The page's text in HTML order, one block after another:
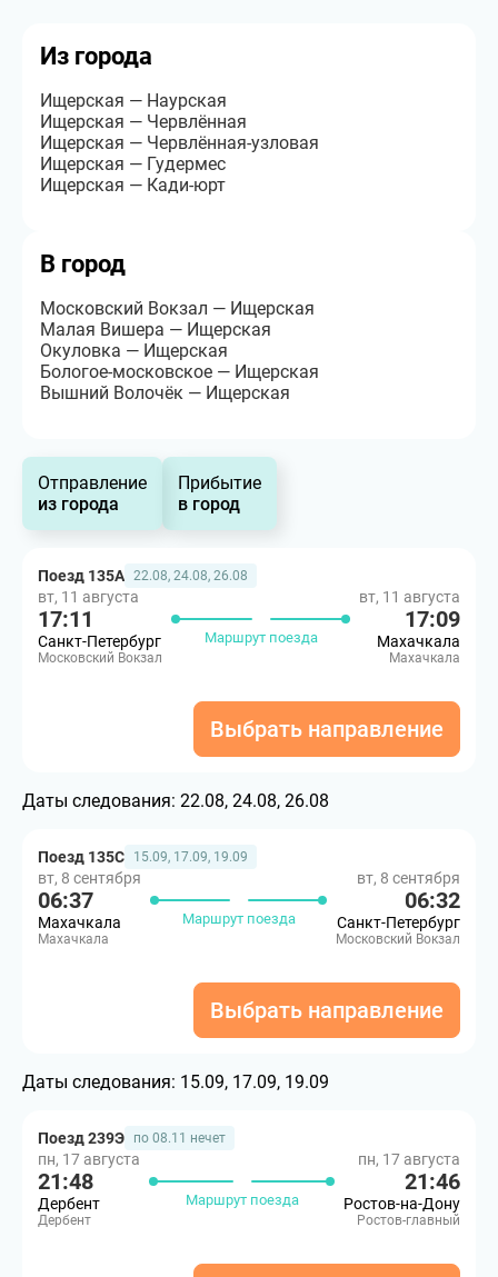
Из города
Ищерская — Наурская
Ищерская — Червлённая
Ищерская — Червлённая-узловая
Ищерская — Гудермес
Ищерская — Кади-юрт
В город
Московский Вокзал — Ищерская
Малая Вишера — Ищерская
Окуловка — Ищерская
Бологое-московское — Ищерская
Вышний Волочёк — Ищерская
Отправление
из города
Прибытие
в город
Поезд 135А 22.08, 24.08, 26.08
вт, 11 августа
17:11
Санкт-Петербург
Московский Вокзал
Маршрут поезда
вт, 11 августа
17:09
Махачкала
Махачкала
Выбрать направление
Даты следования: 22.08, 24.08, 26.08
Поезд 135С 15.09, 17.09, 19.09
вт, 8 сентября
06:37
Махачкала
Махачкала
Маршрут поезда
вт, 8 сентября
06:32
Санкт-Петербург
Московский Вокзал
Выбрать направление
Даты следования: 15.09, 17.09, 19.09
Поезд 239Э по 08.11 нечет
пн, 17 августа
21:48
Дербент
Дербент
Маршрут поезда
пн, 17 августа
21:46
Ростов-на-Дону
Ростов-главный